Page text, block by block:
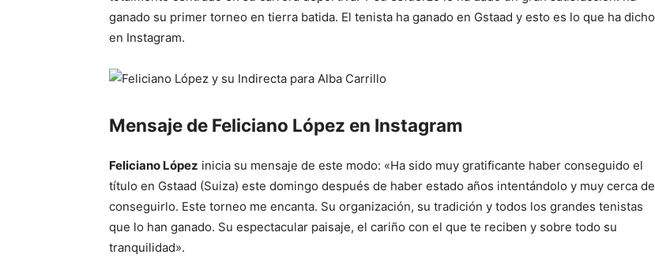
ganado su primer torneo en tierra batida. El tenista ha ganado en Gstaad y esto es lo que ha dicho
en Instagram.
Mensaje de Feliciano López en Instagram
Feliciano López inicia su mensaje de este modo: «Ha sido muy gratificante haber conseguido el
título en Gstaad (Suiza) este domingo después de haber estado años intentándolo y muy cerca de
conseguirlo. Este torneo me encanta. Su organización, su tradición y todos los grandes tenistas
que lo han ganado. Su espectacular paisaje, el cariño con el que te reciben y sobre todo su
tranquilidad».